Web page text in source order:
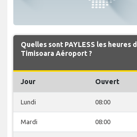
Quelles sont PAYLESS les heures
Timisoara Aéroport ?
Jour Ouvert
Lundi 08:00
Mardi 08:00